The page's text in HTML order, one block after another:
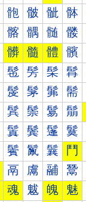
骲 骳 骴 骵
髂 髃 髄 髅
髒 髓 體 髕
髢 髣 髤 髥
髲 髳 髴 髵
鬂 鬃 鬄 鬅
鬒 鬓 鬔 鬕
鬢 鬣 鬤 鬥
鬲 鬳 鬴 鬵
魂 魃 魄 魅